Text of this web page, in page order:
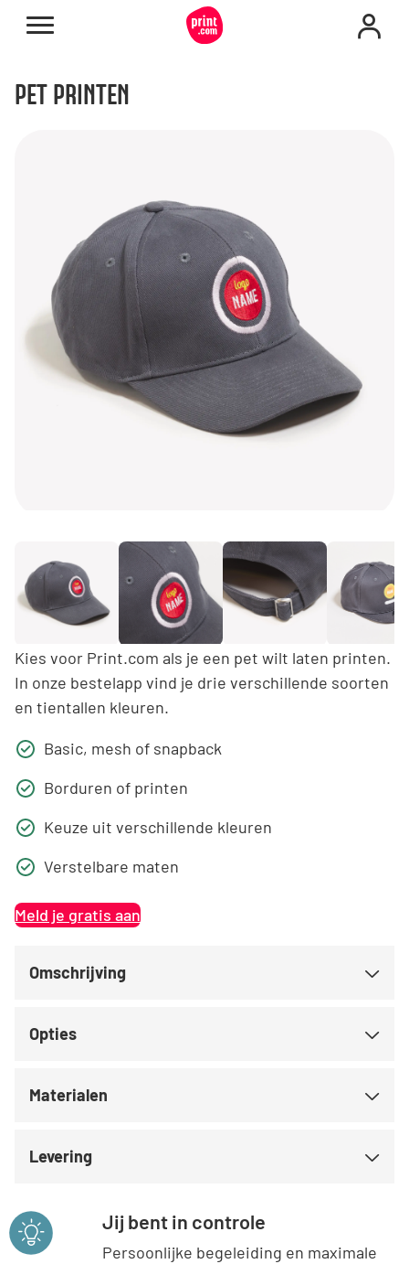
PET PRINTEN
Kies voor Print.com als je een pet wilt laten printen.
In onze bestelapp vind je drie verschillende soorten
en tientallen kleuren.
Basic, mesh of snapback
Borduren of printen
Keuze uit verschillende kleuren
Verstelbare maten
Meld je gratis aan
Omschrijving
Opties
Materialen
Levering
Jij bent in controle
Persoonlijke begeleiding en maximale